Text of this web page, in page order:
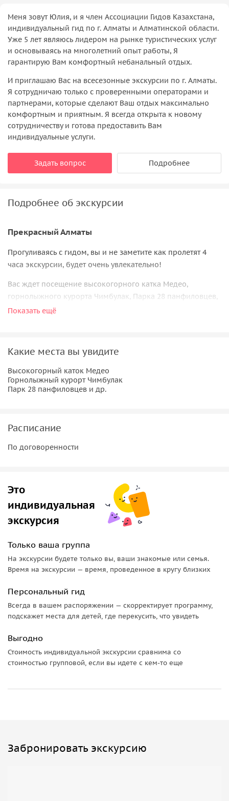
Меня зовут Юлия, и я член Ассоциации Гидов Казахстана,
индивидуальный гид по г. Алматы и Алматинской области.
Уже 5 лет являюсь лидером на рынке туристических услуг
и основываясь на многолетний опыт работы, Я
гарантирую Вам комфортный небанальный отдых.
И приглашаю Вас на всесезонные экскурсии по г. Алматы.
Я сотрудничаю только с проверенными операторами и
партнерами, которые сделают Ваш отдых максимально
комфортным и приятным. Я всегда открыта к новому
сотрудничеству и готова предоставить Вам
индивидуальные услуги.
Задать вопрос Подробнее
Подробнее об экскурсии
Прекрасный Алматы
Прогуливаясь с гидом, вы и не заметите как пролетят 4
часа экскурсии, будет очень увлекательно!
Вас ждет посещение высокогорного катка Медео,
горнолыжного курорта Чимбулак, Парка 28 панфиловцев,
названного в честь 28 героев, павших за свободу и
Важная информация:
Пожалуйста, надевайте комфортную одежду по погоде и
Показать ещё
Какие места вы увидите
Высокогорный каток Медео
Горнолыжный курорт Чимбулак
Парк 28 панфиловцев и др.
Расписание
По договоренности
Это
индивидуальная
экскурсия
Только ваша группа
На экскурсии будете только вы, ваши знакомые или семья.
Время на экскурсии — время, проведенное в кругу близких
Персональный гид
Всегда в вашем распоряжении — скорректирует программу,
подскажет места для детей, где перекусить, что увидеть
Выгодно
Стоимость индивидуальной экскурсии сравнима со
стоимостью групповой, если вы идете с кем-то еще
Забронировать экскурсию